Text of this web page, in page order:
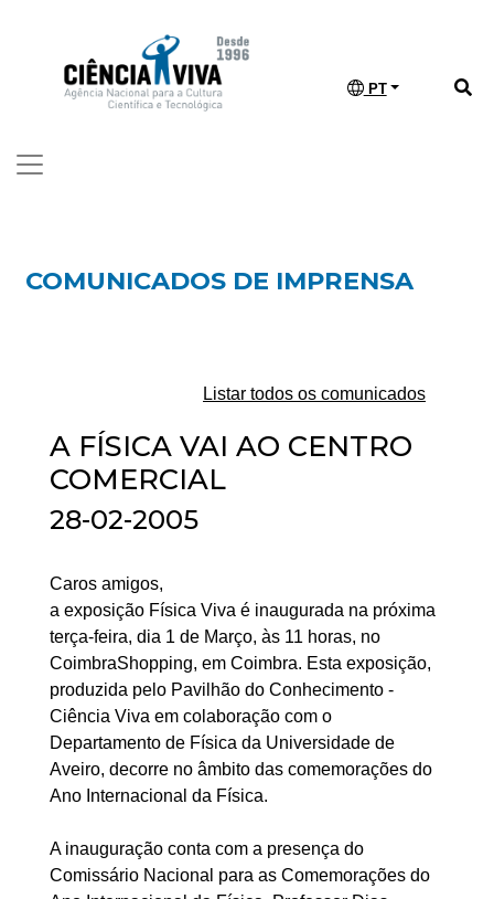
PT
COMUNICADOS DE IMPRENSA
Listar todos os comunicados
A FÍSICA VAI AO CENTRO
COMERCIAL
28-02-2005
Caros amigos,
a exposição Física Viva é inaugurada na próxima
terça-feira, dia 1 de Março, às 11 horas, no
CoimbraShopping, em Coimbra. Esta exposição,
produzida pelo Pavilhão do Conhecimento -
Ciência Viva em colaboração com o
Departamento de Física da Universidade de
Aveiro, decorre no âmbito das comemorações do
Ano Internacional da Física.
A inauguração conta com a presença do
Comissário Nacional para as Comemorações do